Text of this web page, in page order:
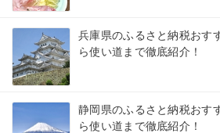
兵庫県のふるさと納税おす
ら使い道まで徹底紹介！
静岡県のふるさと納税おす
ら使い道まで徹底紹介！